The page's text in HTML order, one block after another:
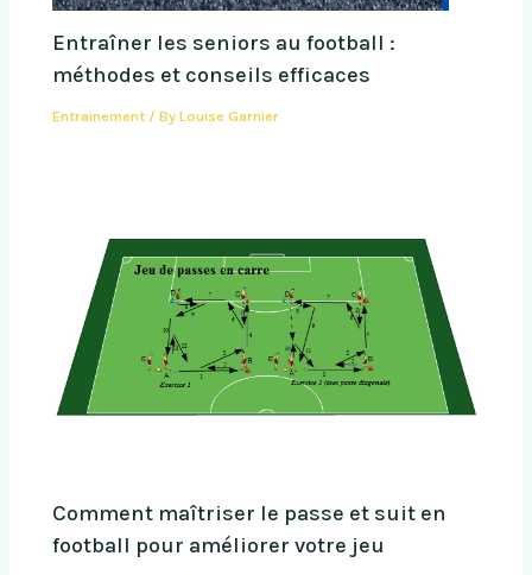
Entraîner les seniors au football :
méthodes et conseils efficaces
Entrainement / ByLouise Garnier
Comment maîtriser le passe et suit en
football pour améliorer votre jeu